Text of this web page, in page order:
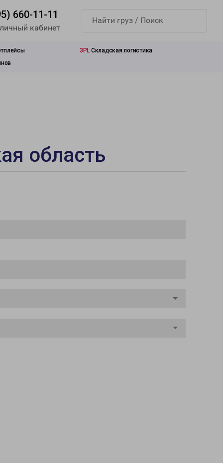
660-11-11
кабинет
3PL Складская логистика
область